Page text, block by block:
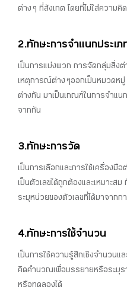
ต่าง ๆ ที่สังเกต โดยที่ไม่ใส่ความคิ
2.ทักษะการจำแนกประเภ
เป็นการแบ่งพวก การจัดกลุ่มสิ่ง
เหตุการณ์ต่าง ๆออกเป็นหมวดหมู่
ต่างกัน มาเป็นเกณฑ์ในการจำแ
จากกัน
3.ทักษะการวัด
เป็นการเลือกและการใช้เครื่องมื
เป็นตัวเลขได้ถูกต้องและเหมาะ
ระบุหน่วยของตัวเลขที่ได้มาจากก
4.ทักษะการใช้จำนวน
เป็นการใช้ความรู้สึกเชิงจำนวน
คิดคำนวณเพื่อบรรยายหรือระบุร
หรือทดลองได้